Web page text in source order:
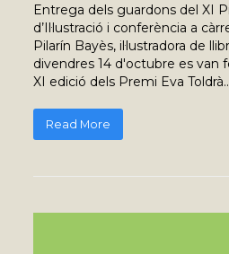
Entrega dels guardons del XI
d’Il·lustració i conferència a
Pilarín Bayès, il·lustradora de
divendres 14 d'octubre es van
XI edició dels Premi Eva
Read More